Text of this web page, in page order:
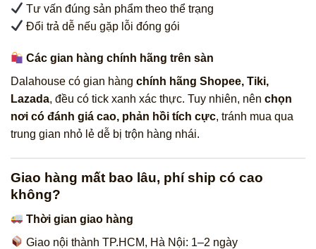
Tư vấn đúng sản phẩm theo thể trạng
Đổi trả dễ nếu gặp lỗi đóng gói
Các gian hàng chính hãng trên sàn
Dalahouse có gian hàng chính hãng Shopee, Tiki,
Lazada, đều có tick xanh xác thực. Tuy nhiên, nên chọn
nơi có đánh giá cao, phản hồi tích cực, tránh mua qua
trung gian nhỏ lẻ dễ bị trộn hàng nhái.
Giao hàng mất bao lâu, phí ship có cao
không?
Thời gian giao hàng
Giao nội thành TP.HCM, Hà Nội: 1–2 ngày